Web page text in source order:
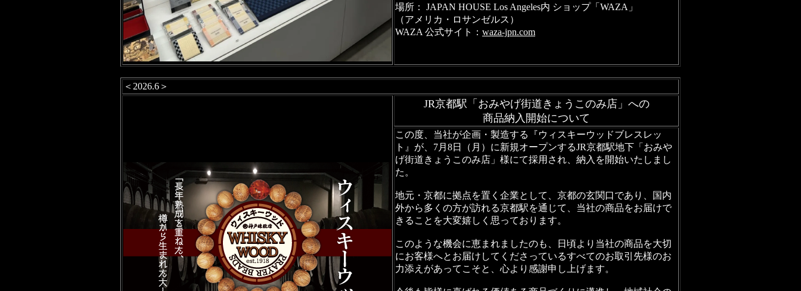
場所： JAPAN HOUSE Los Angeles内 ショップ「WAZA」
（アメリカ・ロサンゼルス）
WAZA 公式サイト： waza-jpn.com
＜2026.6＞
JR京都駅「おみやげ街道きょうこのみ店」への
商品納入開始について
この度、当社が企画・製造する『ウィスキーウッドブレスレッ
ト』が、7月8日（月）に新規オープンするJR京都駅地下「おみや
げ街道きょうこのみ店」様にて採用され、納入を開始いたしまし
た。
地元・京都に拠点を置く企業として、京都の玄関口であり、国内
外から多くの方が訪れる京都駅を通じて、当社の商品をお届けで
きることを大変嬉しく思っております。
このような機会に恵まれましたのも、日頃より当社の商品を大切
にお客様へとお届けしてくださっているすべてのお取引先様のお
力添えがあってこそと、心より感謝申し上げます。